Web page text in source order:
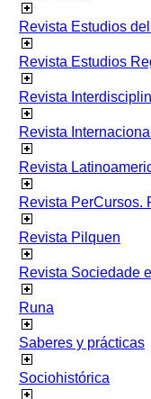
Revista Estudios
Revista Estudios
Revista
Revista
Revista
Revista PerCursos.
Revista Pilquen
Revista Sociedade
Runa
Saberes y prácticas
Sociohistórica